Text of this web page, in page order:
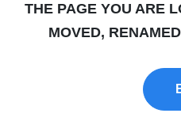
THE PAGE YOU ARE
MOVED,